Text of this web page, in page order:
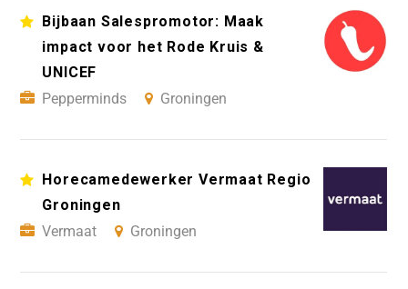
Bijbaan Salespromotor: Maak
impact voor het Rode Kruis &
UNICEF
Pepperminds
Groningen
Horecamedewerker Vermaat Regio
Groningen
Vermaat
Groningen